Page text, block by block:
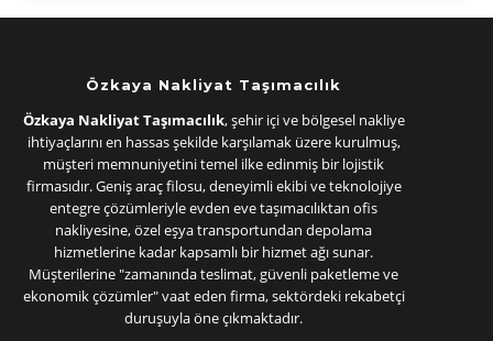
Özkaya Nakliyat Taşımacılık
Özkaya Nakliyat Taşımacılık, şehir içi ve bölgesel nakliye
ihtiyaçlarını en hassas şekilde karşılamak üzere kurulmuş,
müşteri memnuniyetini temel ilke edinmiş bir lojistik
firmasıdır. Geniş araç filosu, deneyimli ekibi ve teknolojiye
entegre çözümleriyle evden eve taşımacılıktan ofis
nakliyesine, özel eşya transportundan depolama
hizmetlerine kadar kapsamlı bir hizmet ağı sunar.
Müşterilerine "zamanında teslimat, güvenli paketleme ve
ekonomik çözümler" vaat eden firma, sektördeki rekabetçi
duruşuyla öne çıkmaktadır.